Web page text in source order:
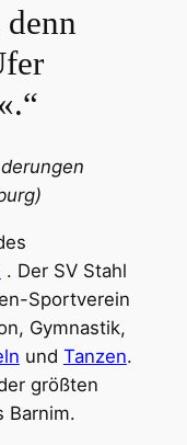
. Der SV Stahl
Sportverein
Gymnastik,
und Tanzen.
größten
Barnim.